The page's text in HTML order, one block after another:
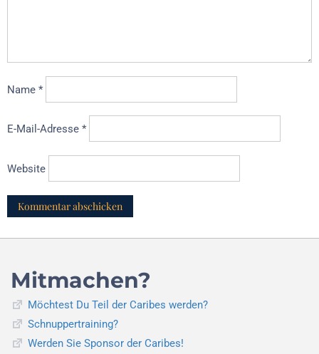
Name *
E-Mail-Adresse *
Website
Mitmachen?
Möchtest Du Teil der Caribes werden?
Schnuppertraining?
Werden Sie Sponsor der Caribes!